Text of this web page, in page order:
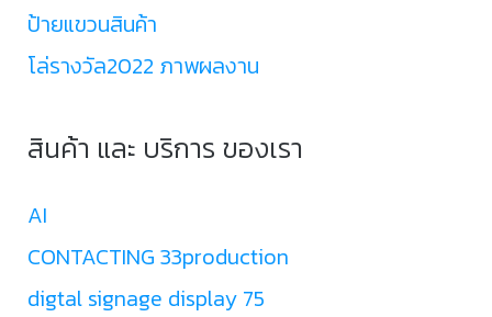
ป้ายแขวนสินค้า
โล่รางวัล2022 ภาพผลงาน
สินค้า และ บริการ ของเรา
AI
CONTACTING 33production
digtal signage display 75